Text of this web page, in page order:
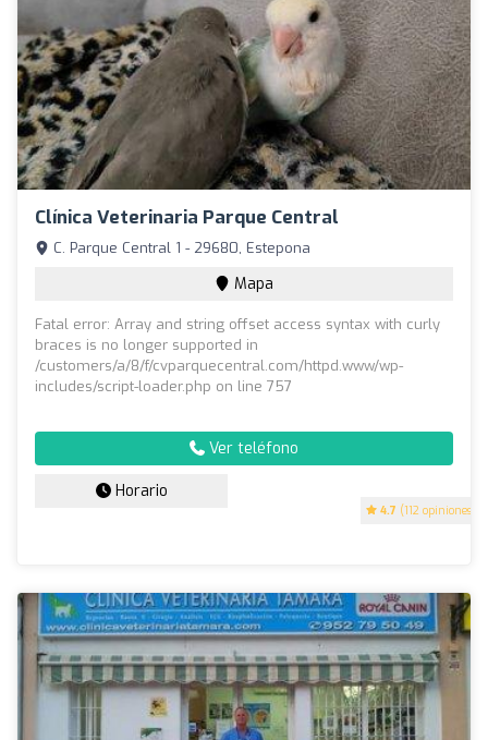
Clínica Veterinaria Parque Central
4.7 (112 opiniones)
C. Parque Central 1 - 29680, Estepona
Mapa
Fatal error: Array and string offset access syntax with curly
braces is no longer supported in
/customers/a/8/f/cvparquecentral.com/httpd.www/wp-
includes/script-loader.php on line 757
Ver teléfono
Horario